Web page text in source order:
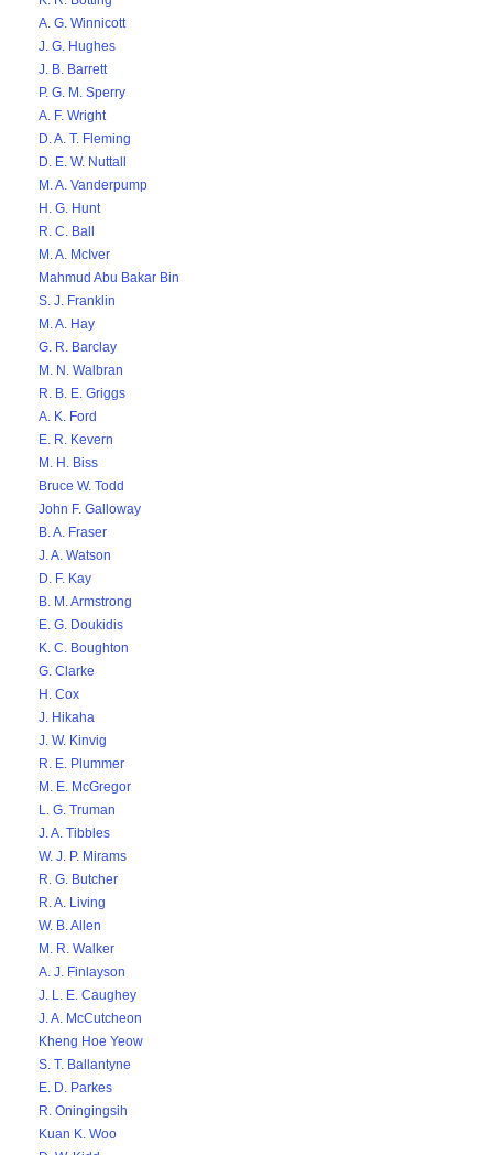
A. G. Winnicott
J. G. Hughes
J. B. Barrett
P. G. M. Sperry
A. F. Wright
D. A. T. Fleming
D. E. W. Nuttall
M. A. Vanderpump
H. G. Hunt
R. C. Ball
M. A. McIver
Mahmud Abu Bakar Bin
S. J. Franklin
M. A. Hay
G. R. Barclay
M. N. Walbran
R. B. E. Griggs
A. K. Ford
E. R. Kevern
M. H. Biss
Bruce W. Todd
John F. Galloway
B. A. Fraser
J. A. Watson
D. F. Kay
B. M. Armstrong
E. G. Doukidis
K. C. Boughton
G. Clarke
H. Cox
J. Hikaha
J. W. Kinvig
R. E. Plummer
M. E. McGregor
L. G. Truman
J. A. Tibbles
W. J. P. Mirams
R. G. Butcher
R. A. Living
W. B. Allen
M. R. Walker
A. J. Finlayson
J. L. E. Caughey
J. A. McCutcheon
Kheng Hoe Yeow
S. T. Ballantyne
E. D. Parkes
R. Oningingsih
Kuan K. Woo